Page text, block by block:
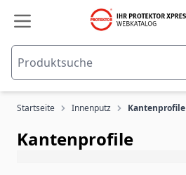
Zum Inhalt springen
Startseite Innenputz Kantenprofile
Kantenprofile